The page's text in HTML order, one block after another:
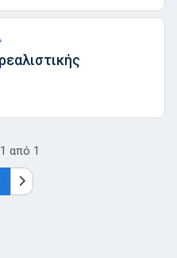
1 από 1